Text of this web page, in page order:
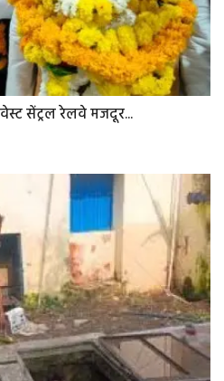
सेंट्रल रेलवे मजदूर...